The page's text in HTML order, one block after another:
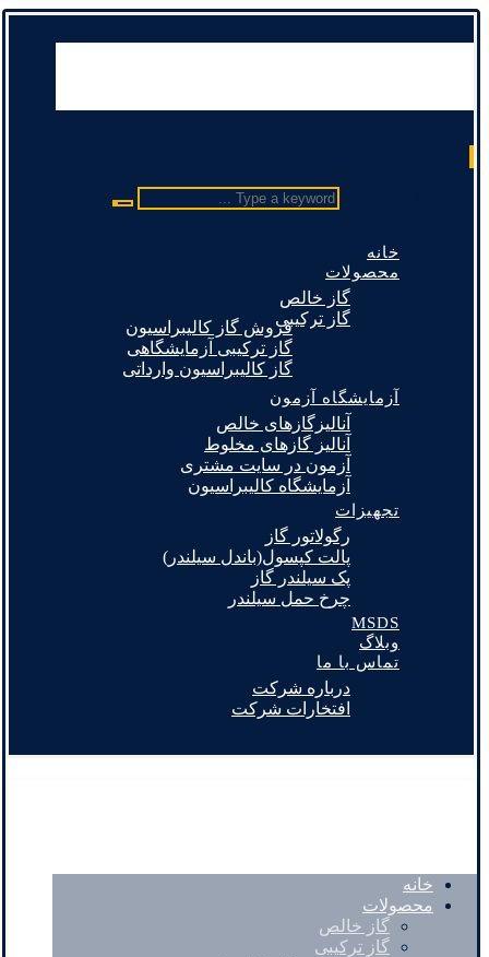
خانه
محصولات
گاز خالص
گاز ترکیبیفروش گاز کالیبراسیون
گاز ترکیبی آزمایشگاهی
گاز کالیبراسیون وارداتی
آزمایشگاه آزمون
آنالیزگازهای خالص
آنالیز گازهای مخلوط
آزمون در سایت مشتری
آزمایشگاه کالیبراسیون
تجهیزات
رگولاتور گاز
پالت کپسول(باندل سیلندر)
پک سیلندر گاز
چرخ حمل سیلندر
MSDS
وبلاگ
تماس با ما
درباره شرکت
افتخارات شرکت
خانه
محصولات
گاز خالص
گاز ترکیبی